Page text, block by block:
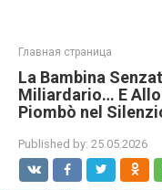
Главная страница
La Bambina
Miliardario… E
Piombò nel
Published by: 25.05.2026